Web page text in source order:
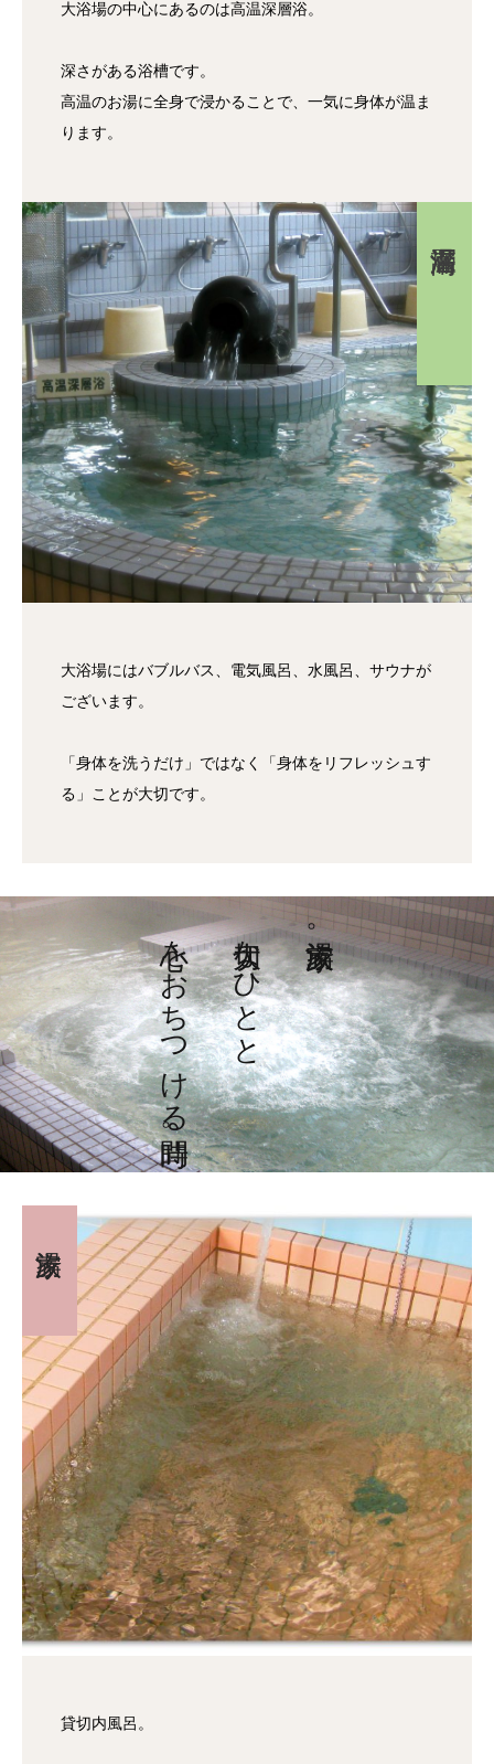
大浴場の中心にあるのは高温深層浴。
深さがある浴槽です。
高温のお湯に全身で浸かることで、一気に身体が温ま
ります。
大浴場にはバブルバス、電気風呂、水風呂、サウナが
ございます。
「身体を洗うだけ」ではなく「身体をリフレッシュす
る」ことが大切です。
家族湯。
大切なひとと
心をおちつける時間。
貸切内風呂。